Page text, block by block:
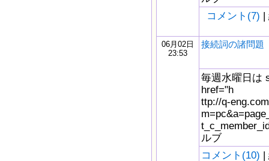
コメント(7) |
06月02日
23:53
接続詞の諸問題
毎週水曜日は
href="h
ttp://q-
ルブ
コメント(10) |